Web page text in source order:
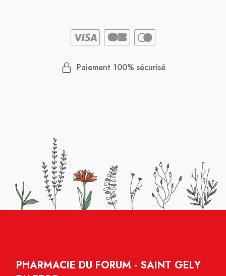
Paiement 100% sécurisé
PHARMACIE DU FORUM - SAINT GELY